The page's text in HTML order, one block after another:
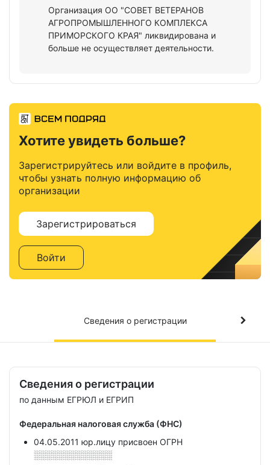
Организация ОО "СОВЕТ ВЕТЕРАНОВ
АГРОПРОМЫШЛЕННОГО КОМПЛЕКСА
ПРИМОРСКОГО КРАЯ" ликвидирована и
больше не осуществляет деятельности.
Хотите увидеть больше?
Зарегистрируйтесь или войдите в профиль,
чтобы узнать полную информацию об
организации
Зарегистрироваться
Войти
Сведения о регистрации
Сведения о регистрации
по данным ЕГРЮЛ и ЕГРИП
Федеральная налоговая служба (ФНС)
04.05.2011 юр.лицу присвоен ОГРН
░░░░░░░░░░░░░